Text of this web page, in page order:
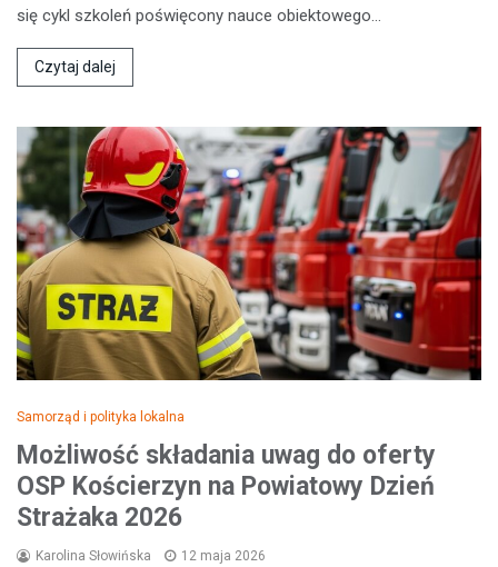
się cykl szkoleń poświęcony nauce obiektowego…
Czytaj dalej
Samorząd i polityka lokalna
Możliwość składania uwag do oferty
OSP Kościerzyn na Powiatowy Dzień
Strażaka 2026
Karolina Słowińska 12 maja 2026